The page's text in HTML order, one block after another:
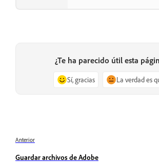
¿Te ha parecido útil esta
Sí, gracias La verdad es
Anterior
Guardar archivos de Adobe